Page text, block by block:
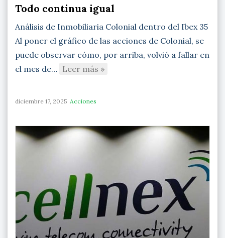
Todo continua igual
Análisis de Inmobiliaria Colonial dentro del Ibex 35
Al poner el gráfico de las acciones de Colonial, se
puede observar cómo, por arriba, volvió a fallar en
el mes de… Leer más »
diciembre 17, 2025 Acciones